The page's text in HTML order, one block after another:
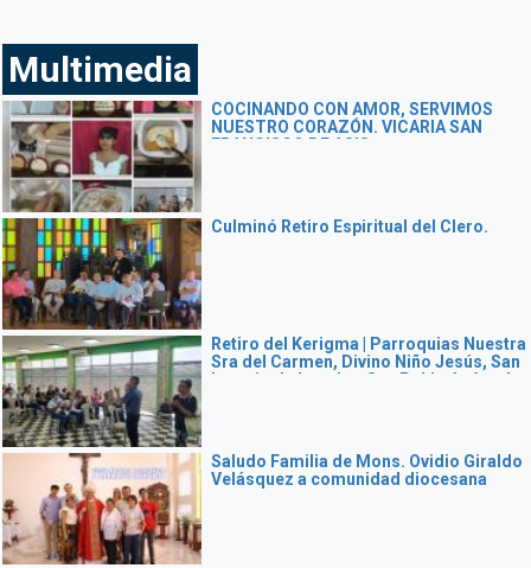
Multimedia
COCINANDO CON AMOR, SERVIMOS
NUESTRO CORAZÓN. VICARIA SAN
FRANCISCO DE ASIS
Culminó Retiro Espiritual del Clero.
Retiro del Kerigma | Parroquias Nuestra
Sra del Carmen, Divino Niño Jesús, San
Ignacio de Loyola y San Pablo Apóstol
Saludo Familia de Mons. Ovidio Giraldo
Velásquez a comunidad diocesana